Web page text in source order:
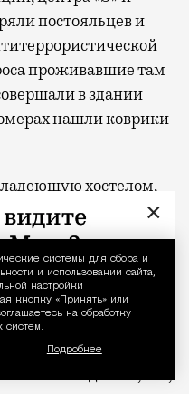
системы для сбора и
и использовании сайта,
настройки
кнопку «Принять» или
на обработку
систем.
Подробнее
постояльцев и
проживавшие там
в здании
нашли коврики
хостелом,
о незаконном
деятельности. По
владелец не
проведение
хостела
изданию, что,
×